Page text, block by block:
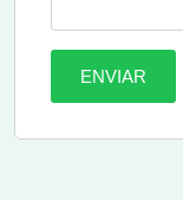
ENVIAR